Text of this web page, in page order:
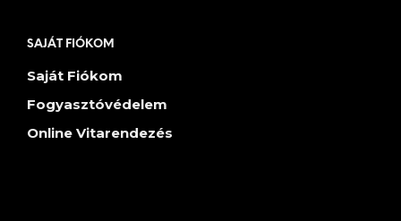
SAJÁT FIÓKOM
Saját Fiókom
Fogyasztóvédelem
Online Vitarendezés